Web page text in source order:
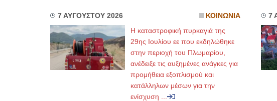
7 ΑΥΓΟΥΣΤΟΥ 2026 ΚΟΙΝΩΝΙΑ
Η καταστροφική πυρκαγιά της
29ης Ιουλίου εε που εκδηλώθηκε
στην περιοχή του Πλωμαρίου,
ανέδειξε τις αυξημένες ανάγκες για
προμήθεια εξοπλισμού και
κατάλληλων μέσων για την
ενίσχυση ...
7